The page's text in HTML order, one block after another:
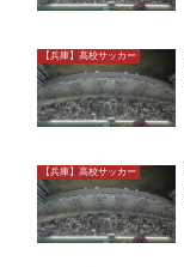
【兵庫】高校サッカー
【兵庫】高校サッカー